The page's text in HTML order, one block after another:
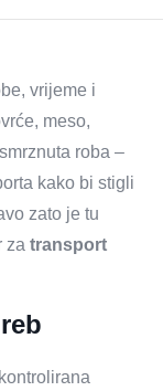
vrijeme i
meso,
roba –
kako bi stigli
zato je tu
za transport